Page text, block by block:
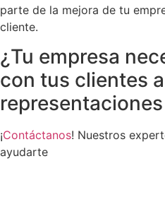
parte de la mejora de tu
cliente.
¿Tu empresa
con tus clientes
¡Contáctanos! Nuestros
ayudarte